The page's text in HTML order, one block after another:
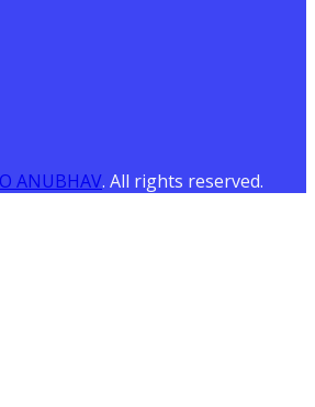
ANUBHAV. All rights reserved.